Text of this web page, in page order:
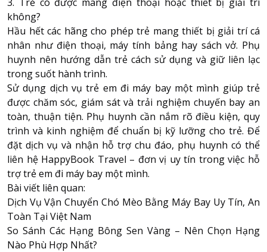
không?
Hầu hết các hãng cho phép trẻ mang thiết bị giải trí cá
nhân như điện thoại, máy tính bảng hay sách vở. Phụ
huynh nên hướng dẫn trẻ cách sử dụng và giữ liên lạc
trong suốt hành trình.
Sử dụng dịch vụ trẻ em đi máy bay một mình giúp trẻ
được chăm sóc, giám sát và trải nghiệm chuyến bay an
toàn, thuận tiện. Phụ huynh cần nắm rõ điều kiện, quy
trình và kinh nghiệm để chuẩn bị kỹ lưỡng cho trẻ. Để
đặt dịch vụ và nhận hỗ trợ chu đáo, phụ huynh có thể
liên hệ HappyBook Travel – đơn vị uy tín trong việc hỗ
trợ trẻ em đi máy bay một mình.
Bài viết liên quan:
Dịch Vụ Vận Chuyển Chó Mèo Bằng Máy Bay Uy Tín, An
Toàn Tại Việt Nam
So Sánh Các Hạng Bông Sen Vàng – Nên Chọn Hạng
Nào Phù Hợp Nhất?